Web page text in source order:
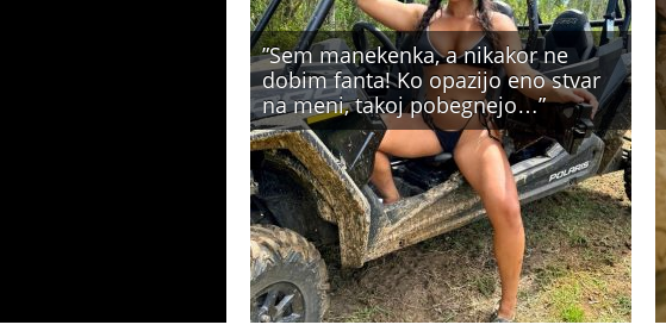
”Sem manekenka, a nikakor ne
dobim fanta! Ko opazijo eno stvar
na meni, takoj pobegnejo…”